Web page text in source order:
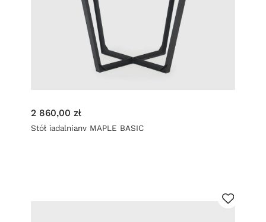
2 860,00 zł
Stół jadalniany MAPLE BASIC